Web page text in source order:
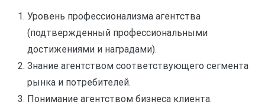
Уровень профессионализма агентства
(подтвержденный профессиональными
достижениями и наградами).
Знание агентством соответствующего сегмента
рынка и потребителей.
Понимание агентством бизнеса клиента.